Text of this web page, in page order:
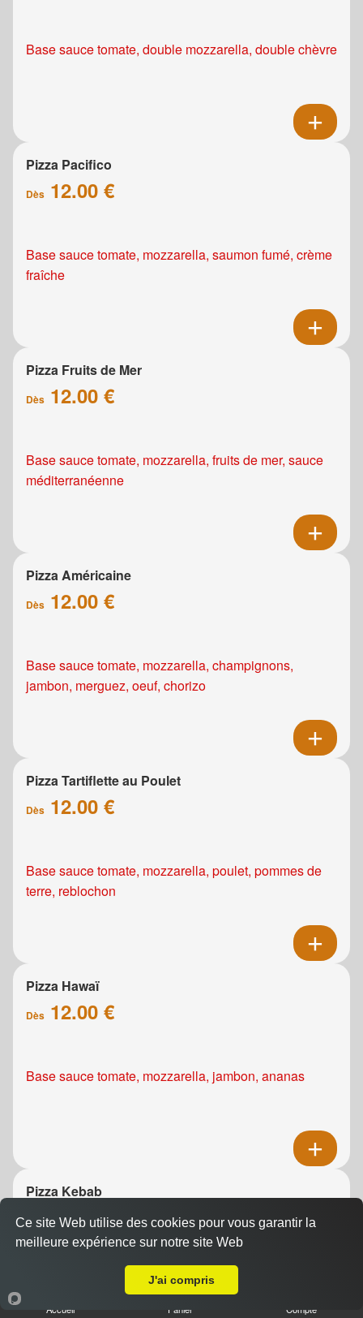
Base sauce tomate, double mozzarella, double chèvre
Pizza Pacifico
Dès 12.00 €
Base sauce tomate, mozzarella, saumon fumé, crème
fraîche
Pizza Fruits de Mer
Dès 12.00 €
Base sauce tomate, mozzarella, fruits de mer, sauce
méditerranéenne
Pizza Américaine
Dès 12.00 €
Base sauce tomate, mozzarella, champignons,
jambon, merguez, oeuf, chorizo
Pizza Tartiflette au Poulet
Dès 12.00 €
Base sauce tomate, mozzarella, poulet, pommes de
terre, reblochon
Pizza Hawaï
Dès 12.00 €
Base sauce tomate, mozzarella, jambon, ananas
Pizza Kebab
Dès12.00 €
Base sauce tomate, mozzarella, viande de grec,
Accueil Panier Compte
Ce site Web utilise des cookies pour vous garantir la
meilleure expérience sur notre site Web
J'ai compris